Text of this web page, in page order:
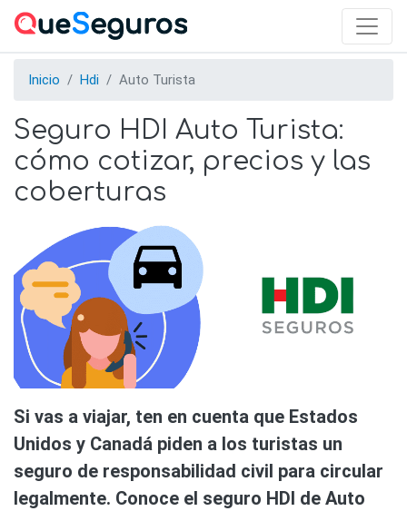
Inicio Hdi Auto Turista
Seguro HDI Auto Turista:
cómo cotizar, precios y las
coberturas
Si vas a viajar, ten en cuenta que Estados
Unidos y Canadá piden a los turistas un
seguro de responsabilidad civil para circular
legalmente. Conoce el seguro HDI de Auto